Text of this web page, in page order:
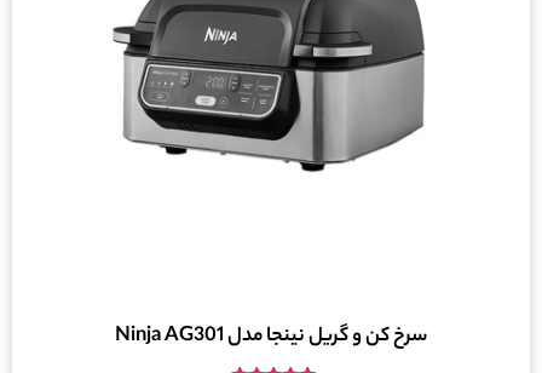
سرخ کن و گریل نینجا مدل Ninja AG301